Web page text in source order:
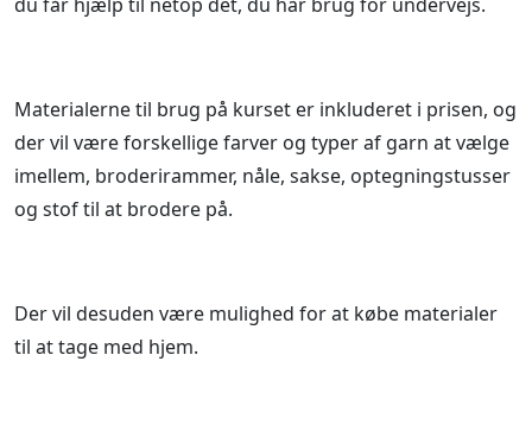
Materialerne til brug på kurset er inkluderet i prisen, og
der vil være forskellige farver og typer af garn at vælge
imellem, broderirammer, nåle, sakse, optegningstusser
og stof til at brodere på.
Der vil desuden være mulighed for at købe materialer
til at tage med hjem.